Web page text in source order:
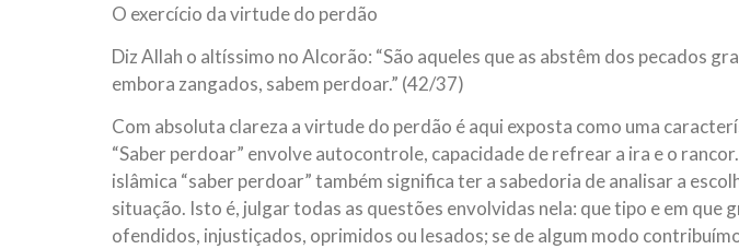
O exercício da virtude do perdão
Diz Allah o altíssimo no Alcorão: “São aqueles que as abstêm dos pecados
embora zangados, sabem perdoar.” (42/37)
Com absoluta clareza a virtude do perdão é aqui exposta como uma
“Saber perdoar” envolve autocontrole, capacidade de refrear a ira e o
islâmica “saber perdoar” também significa ter a sabedoria de analisar a
situação. Isto é, julgar todas as questões envolvidas nela: que tipo e em que
ofendidos, injustiçados, oprimidos ou lesados; se de algum modo